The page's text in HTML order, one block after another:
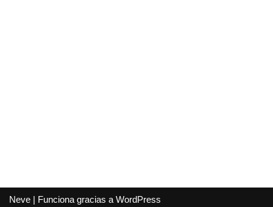
Neve | Funciona gracias a WordPress